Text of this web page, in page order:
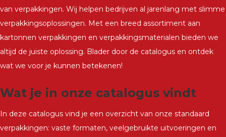
van verpakkingen. Wij helpen bedrijven al jarenlang met slimme
verpakkingsoplossingen. Met een breed assortiment aan
kartonnen verpakkingen en verpakkingsmaterialen bieden we
altijd de juiste oplossing. Blader door de catalogus en ontdek
wat we voor je kunnen betekenen!
Wat je in onze catalogus vindt
In deze catalogus vind je een overzicht van onze standaard
verpakkingen: vaste formaten, veelgebruikte uitvoeringen en